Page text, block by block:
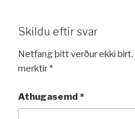
Skildu eftir svar
Netfang þitt verður ekki birt.
merktir *
Athugasemd *